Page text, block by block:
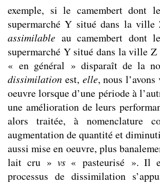
exemple, si le camembert
supermarché Y situé dans la
assimilable au camembert dont
supermarché Y situé dans la ville
« en général » disparaît de la
dissimilation est, elle, nous
oeuvre lorsque d’une période à
une amélioration de leurs
alors traitée, à nomenclature
augmentation de quantité et
aussi mise en oeuvre, plus
lait cru » vs« pasteurisé ». Il
processus de dissimilation